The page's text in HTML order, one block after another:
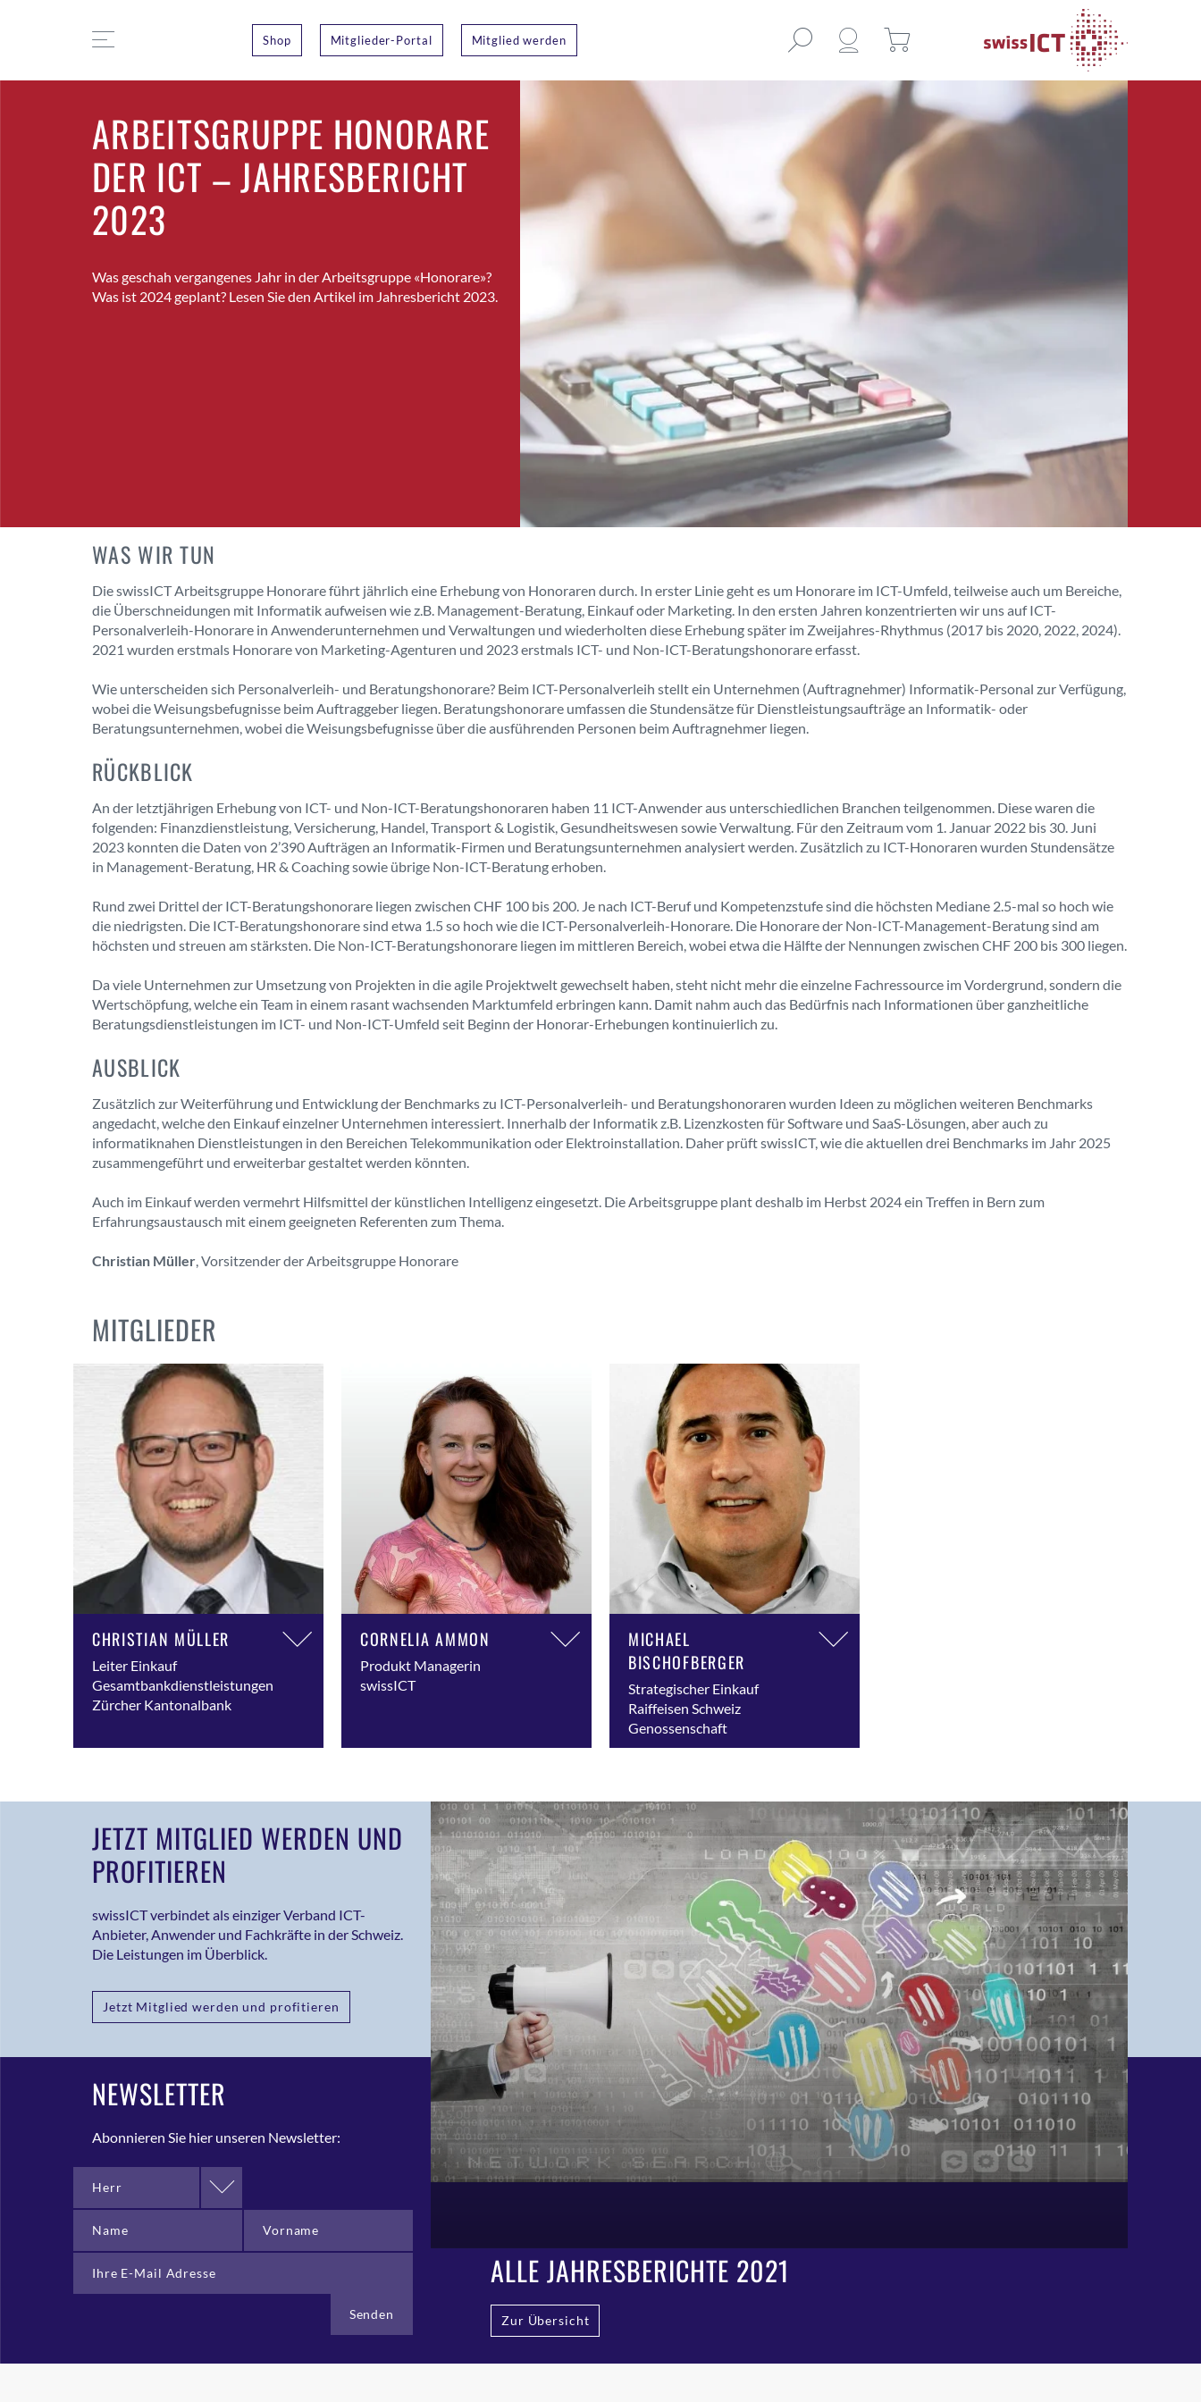
Shop Mitglieder-Portal Mitglied werden
ARBEITSGRUPPE HONORARE
DER ICT – JAHRESBERICHT
2023
Was geschah vergangenes Jahr in der Arbeitsgruppe «Honorare»?
Was ist 2024 geplant? Lesen Sie den Artikel im Jahresbericht 2023.
WAS WIR TUN
Die swissICT Arbeitsgruppe Honorare führt jährlich eine Erhebung von Honoraren durch. In erster Linie geht es um Honorare im ICT-Umfeld, teilweise auch um Bereiche,
die Überschneidungen mit Informatik aufweisen wie z.B. Management-Beratung, Einkauf oder Marketing. In den ersten Jahren konzentrierten wir uns auf ICT-
Personalverleih-Honorare in Anwenderunternehmen und Verwaltungen und wiederholten diese Erhebung später im Zweijahres-Rhythmus (2017 bis 2020, 2022, 2024).
2021 wurden erstmals Honorare von Marketing-Agenturen und 2023 erstmals ICT- und Non-ICT-Beratungshonorare erfasst.
Wie unterscheiden sich Personalverleih- und Beratungshonorare? Beim ICT-Personalverleih stellt ein Unternehmen (Auftragnehmer) Informatik-Personal zur Verfügung,
wobei die Weisungsbefugnisse beim Auftraggeber liegen. Beratungshonorare umfassen die Stundensätze für Dienstleistungsaufträge an Informatik- oder
Beratungsunternehmen, wobei die Weisungsbefugnisse über die ausführenden Personen beim Auftragnehmer liegen.
RÜCKBLICK
An der letztjährigen Erhebung von ICT- und Non-ICT-Beratungshonoraren haben 11 ICT-Anwender aus unterschiedlichen Branchen teilgenommen. Diese waren die
folgenden: Finanzdienstleistung, Versicherung, Handel, Transport & Logistik, Gesundheitswesen sowie Verwaltung. Für den Zeitraum vom 1. Januar 2022 bis 30. Juni
2023 konnten die Daten von 2’390 Aufträgen an Informatik-Firmen und Beratungsunternehmen analysiert werden. Zusätzlich zu ICT-Honoraren wurden Stundensätze
in Management-Beratung, HR & Coaching sowie übrige Non-ICT-Beratung erhoben.
Rund zwei Drittel der ICT-Beratungshonorare liegen zwischen CHF 100 bis 200. Je nach ICT-Beruf und Kompetenzstufe sind die höchsten Mediane 2.5-mal so hoch wie
die niedrigsten. Die ICT-Beratungshonorare sind etwa 1.5 so hoch wie die ICT-Personalverleih-Honorare. Die Honorare der Non-ICT-Management-Beratung sind am
höchsten und streuen am stärksten. Die Non-ICT-Beratungshonorare liegen im mittleren Bereich, wobei etwa die Hälfte der Nennungen zwischen CHF 200 bis 300 liegen.
Da viele Unternehmen zur Umsetzung von Projekten in die agile Projektwelt gewechselt haben, steht nicht mehr die einzelne Fachressource im Vordergrund, sondern die
Wertschöpfung, welche ein Team in einem rasant wachsenden Marktumfeld erbringen kann. Damit nahm auch das Bedürfnis nach Informationen über ganzheitliche
Beratungsdienstleistungen im ICT- und Non-ICT-Umfeld seit Beginn der Honorar-Erhebungen kontinuierlich zu.
AUSBLICK
Zusätzlich zur Weiterführung und Entwicklung der Benchmarks zu ICT-Personalverleih- und Beratungshonoraren wurden Ideen zu möglichen weiteren Benchmarks
angedacht, welche den Einkauf einzelner Unternehmen interessiert. Innerhalb der Informatik z.B. Lizenzkosten für Software und SaaS-Lösungen, aber auch zu
informatiknahen Dienstleistungen in den Bereichen Telekommunikation oder Elektroinstallation. Daher prüft swissICT, wie die aktuellen drei Benchmarks im Jahr 2025
zusammengeführt und erweiterbar gestaltet werden könnten.
Auch im Einkauf werden vermehrt Hilfsmittel der künstlichen Intelligenz eingesetzt. Die Arbeitsgruppe plant deshalb im Herbst 2024 ein Treffen in Bern zum
Erfahrungsaustausch mit einem geeigneten Referenten zum Thema.
Christian Müller, Vorsitzender der Arbeitsgruppe Honorare
MITGLIEDER
CHRISTIAN MÜLLER
Leiter Einkauf
Gesamtbankdienstleistungen
Zürcher Kantonalbank
CORNELIA AMMON
Produkt Managerin
swissICT
MICHAEL
BISCHOFBERGER
Strategischer Einkauf
Raiffeisen Schweiz
Genossenschaft
JETZT MITGLIED WERDEN UND
PROFITIEREN
swissICT verbindet als einziger Verband ICT-
Anbieter, Anwender und Fachkräfte in der Schweiz.
Die Leistungen im Überblick.
Jetzt Mitglied werden und profitieren
NEWSLETTER
Abonnieren Sie hier unseren Newsletter:
Herr
ALLE JAHRESBERICHTE 2021
Zur Übersicht